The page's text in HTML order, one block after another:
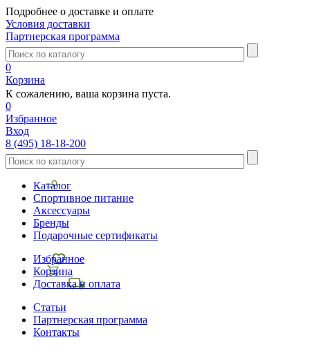
Подробнее о доставке и оплате
Условия доставки
Партнерская программа
0
Корзина
К сожалению, ваша корзина пуста.
0
Избранное
Вход
8 (495) 18-18-200
Каталог
Спортивное питание
Аксессуары
Бренды
Подарочные сертификаты
Избранное
Корзина
Доставка и оплата
Статьи
Партнерская программа
Контакты